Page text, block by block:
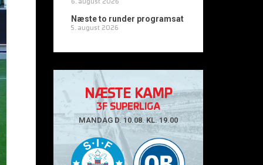
6. august 2026
Næste to runder programsat
5. august 2026
NÆSTE KAMP
3F SUPERLIGA
MANDAG D. 10.08. KL. 19.00